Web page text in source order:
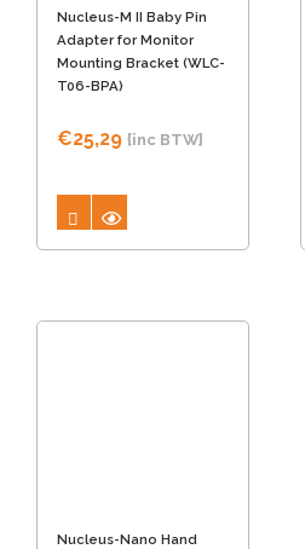
Nucleus-M II Baby Pin
Adapter for Monitor
Mounting Bracket (WLC-
T06-BPA)
€25,29 {inc BTW}
Nucleus-Nano Hand